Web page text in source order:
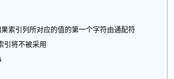
引列所对应的值的第一个字符由通配符
引将不被采用